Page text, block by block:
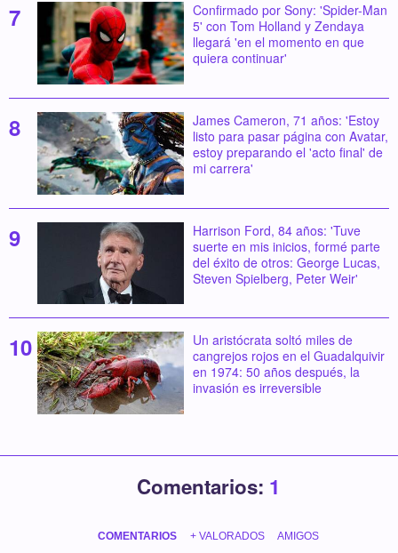
Confirmado por Sony: 'Spider-Man
5' con Tom Holland y Zendaya
llegará 'en el momento en que
quiera continuar'
James Cameron, 71 años: 'Estoy
listo para pasar página con Avatar,
estoy preparando el 'acto final' de
mi carrera'
Harrison Ford, 84 años: 'Tuve
suerte en mis inicios, formé parte
del éxito de otros: George Lucas,
Steven Spielberg, Peter Weir'
Un aristócrata soltó miles de
cangrejos rojos en el Guadalquivir
en 1974: 50 años después, la
invasión es irreversible
Comentarios: 1
COMENTARIOS + VALORADOS AMIGOS